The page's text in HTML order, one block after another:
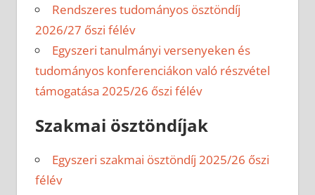
Rendszeres tudományos ösztöndíj
2026/27 őszi félév
Egyszeri tanulmányi versenyeken és
tudományos konferenciákon való részvétel
támogatása 2025/26 őszi félév
Szakmai ösztöndíjak
Egyszeri szakmai ösztöndíj 2025/26 őszi
félév